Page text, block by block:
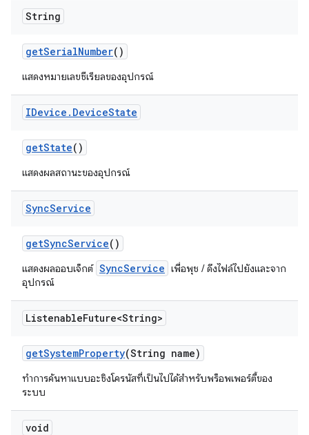
String
getSerialNumber()
แสดงหมายเลขซีเรียลของอุปกรณ์
IDevice . DeviceState
getState()
แสดงผลสถานะของอุปกรณ์
SyncService
getSyncService()
แสดงผลออบเจ็กต์ SyncService เพื่อพุช / ดึงไฟล์ไปยังและจาก
อุปกรณ์
ListenableFuture<String>
getSystemProperty(String name)
ทำการค้นหาแบบอะซิงโครนัสที่เป็นไปได้สำหรับพร็อพเพอร์ตี้ของ
ระบบ
void